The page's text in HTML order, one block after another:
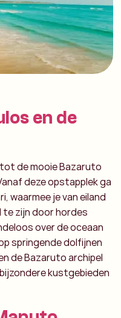
en de
de mooie Bazaruto
deze opstapplek ga
waarmee je van eiland
te zijn door hordes
over de oceaan
springende dolfijnen
de Bazaruto archipel
kustgebieden